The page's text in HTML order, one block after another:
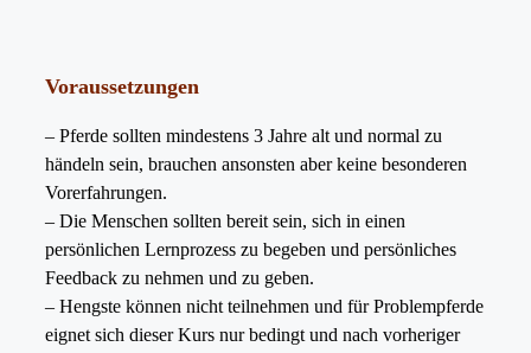
Voraussetzungen
– Pferde sollten mindestens 3 Jahre alt und normal zu
händeln sein, brauchen ansonsten aber keine besonderen
Vorerfahrungen.
– Die Menschen sollten bereit sein, sich in einen
persönlichen Lernprozess zu begeben und persönliches
Feedback zu nehmen und zu geben.
– Hengste können nicht teilnehmen und für Problempferde
eignet sich dieser Kurs nur bedingt und nach vorheriger